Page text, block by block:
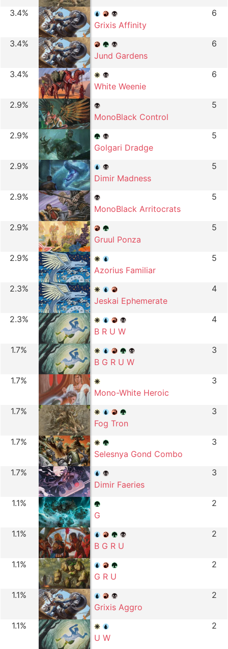
3.4%
Grixis Affinity
6
3.4%
Jund Gardens
6
3.4%
White Weenie
6
2.9%
MonoBlack Control
5
2.9%
Golgari Dradge
5
2.9%
Dimir Madness
5
2.9%
MonoBlack Arritocrats
5
2.9%
Gruul Ponza
5
2.9%
Azorius Familiar
5
2.3%
Jeskai Ephemerate
4
2.3%
B R U W
4
1.7%
B G R U W
3
1.7%
Mono-White Heroic
3
1.7%
Fog Tron
3
1.7%
Selesnya Gond Combo
3
1.7%
Dimir Faeries
3
1.1%
G
2
1.1%
B G R U
2
1.1%
G R U
2
1.1%
Grixis Aggro
2
1.1%
U W
2